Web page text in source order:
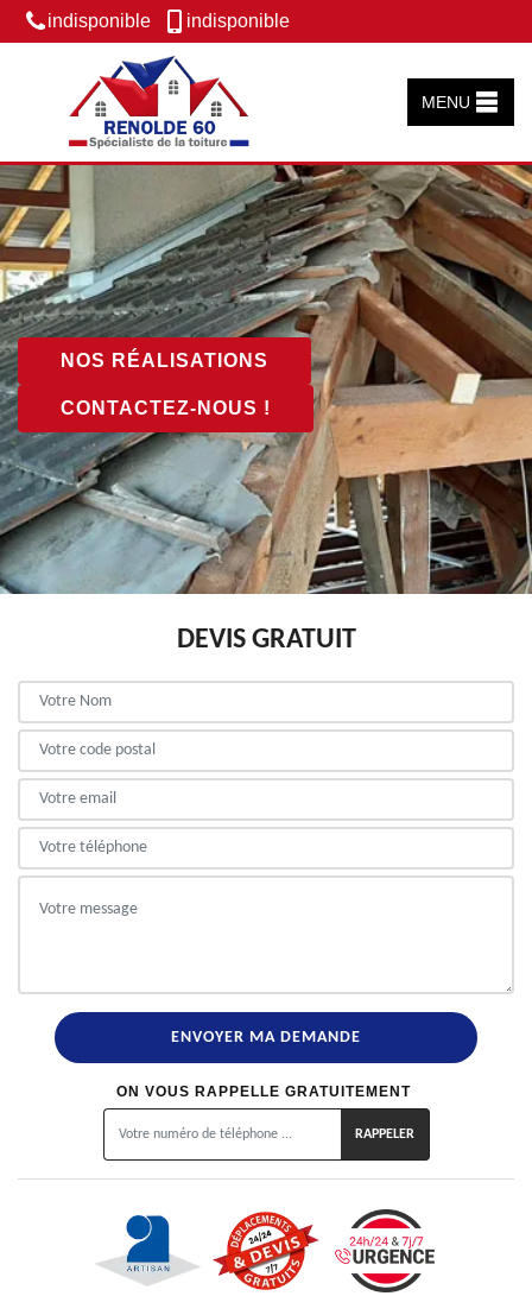
indisponible indisponible
MENU
NOS RÉALISATIONS
CONTACTEZ-NOUS !
DEVIS GRATUIT
ON VOUS RAPPELLE GRATUITEMENT